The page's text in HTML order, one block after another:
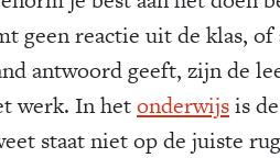
geen reactie uit de klas,
antwoord geeft, zijn de
werk. In hetonderwijsis
staat niet op de juiste